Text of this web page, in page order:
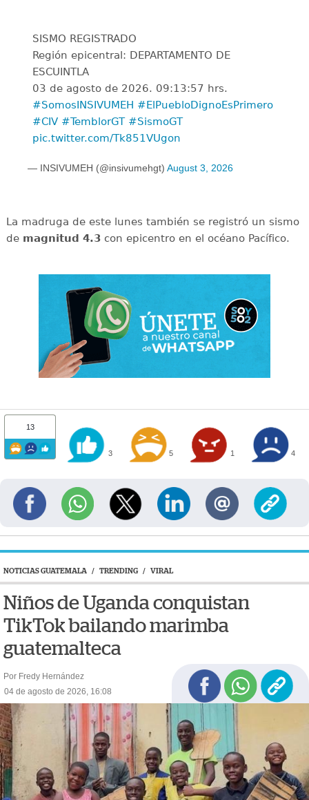
SISMO REGISTRADO
Región epicentral: DEPARTAMENTO DE
ESCUINTLA
03 de agosto de 2026. 09:13:57 hrs.
#SomosINSIVUMEH #ElPuebloDignoEsPrimero
#CIV #TemblorGT #SismoGT
pic.twitter.com/Tk851VUgon
— INSIVUMEH (@insivumehgt) August 3, 2026
La madruga de este lunes también se registró un sismo
de magnitud 4.3con epicentro en el océano Pacífico.
13
3 5 1 4
NOTICIAS GUATEMALA / TRENDING / VIRAL
Niños de Uganda conquistan
TikTok bailando marimba
guatemalteca
Por Fredy Hernández
04 de agosto de 2026, 16:08